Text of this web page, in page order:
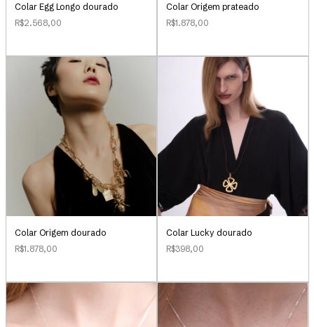
Colar Egg Longo dourado
R$2.568,00
Colar Origem prateado
R$1.878,00
Colar Origem dourado
R$1.878,00
Colar Lucky dourado
R$398,00